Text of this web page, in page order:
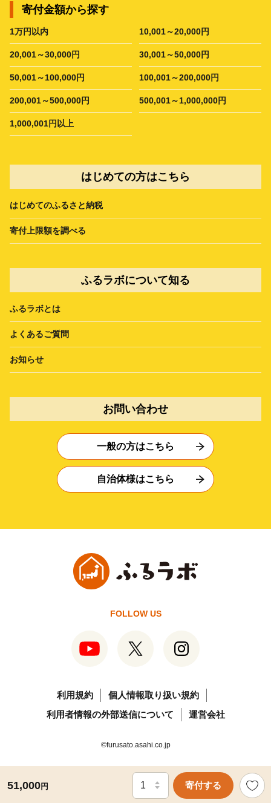
51,000円 寄付する
寄付金額から探す
1万円以内 10,001～20,000円
20,001～30,000円 30,001～50,000円
50,001～100,000円 100,001～200,000円
200,001～500,000円 500,001～1,000,000円
1,000,001円以上
はじめての方はこちら
はじめてのふるさと納税
寄付上限額を調べる
ふるラボについて知る
ふるラボとは
よくあるご質問
お知らせ
お問い合わせ
一般の方はこちら
自治体様はこちら
FOLLOW US
利用規約
個人情報取り扱い規約
利用者情報の外部送信について
運営会社
©furusato.asahi.co.jp